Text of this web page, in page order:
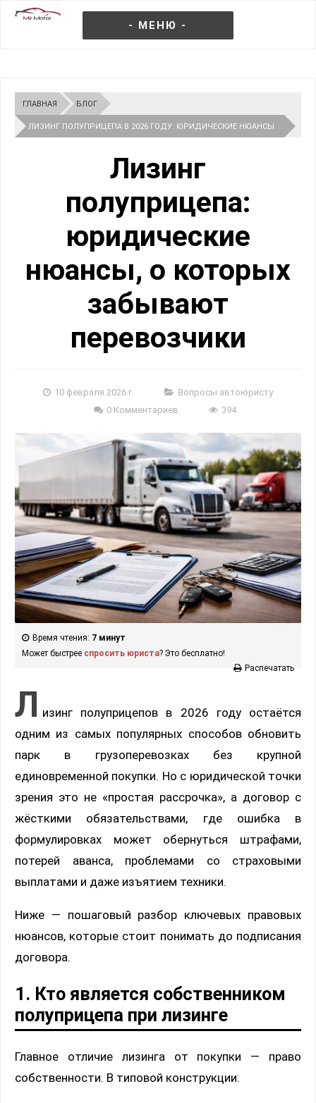
- МЕНЮ -
ГЛАВНАЯ БЛОГ
ЛИЗИНГ ПОЛУПРИЦЕПА В 2026 ГОДУ: ЮРИДИЧЕСКИЕ НЮАНСЫ
Лизинг
полуприцепа:
юридические
нюансы, о которых
забывают
перевозчики
10 февраля 2026 г.
Вопросы автоюристу
0 Комментариев
394
Время чтения: 7 минут
Может быстрее спросить юриста? Это бесплатно!
Распечатать
Л изинг полуприцепов в 2026 году остаётся
одним из самых популярных способов обновить
парк в грузоперевозках без крупной
единовременной покупки. Но с юридической точки
зрения это не «простая рассрочка», а договор с
жёсткими обязательствами, где ошибка в
формулировках может обернуться штрафами,
потерей аванса, проблемами со страховыми
выплатами и даже изъятием техники.
Ниже — пошаговый разбор ключевых правовых
нюансов, которые стоит понимать до подписания
договора.
1. Кто является собственником
полуприцепа при лизинге
Главное отличие лизинга от покупки — право
собственности. В типовой конструкции: